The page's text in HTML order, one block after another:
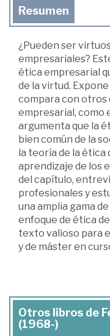
Resumen
¿Pueden ser
empresariales?
ética empresarial
de la virtud.
compara con otros
empresarial, como
argumenta que la
bien común de la
la teoría de la ética
aprendizaje de los
del capítulo,
profesionales y
una amplia gama
enfoque de ética
texto valioso para
y de máster en
Otros libros de
(1968-)